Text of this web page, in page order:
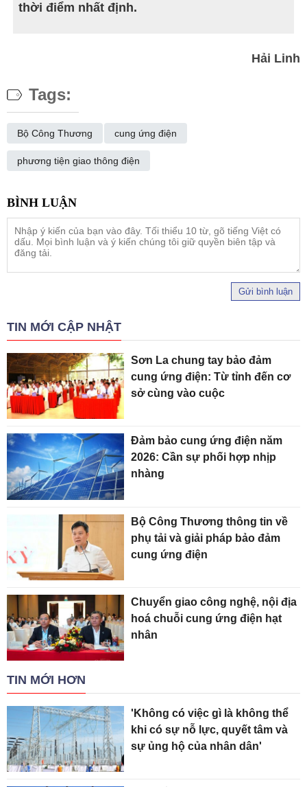
thời điểm nhất định.
Hải Linh
Tags:
Bộ Công Thương cung ứng điện
phương tiện giao thông điện
Gửi bình luận
TIN MỚI CẬP NHẬT
Sơn La chung tay bảo đảm
cung ứng điện: Từ tỉnh đến cơ
sở cùng vào cuộc
Đảm bảo cung ứng điện năm
2026: Cần sự phối hợp nhịp
nhàng
Bộ Công Thương thông tin về
phụ tải và giải pháp bảo đảm
cung ứng điện
Chuyển giao công nghệ, nội địa
hoá chuỗi cung ứng điện hạt
nhân
TIN MỚI HƠN
'Không có việc gì là không thể
khi có sự nỗ lực, quyết tâm và
sự ủng hộ của nhân dân'